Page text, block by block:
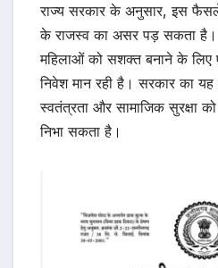
राज्य सरकार के अनुसार, इस
के राजस्व का असर पड़ सकता है।
महिलाओं को सशक्त बनाने के लिए
निवेश मान रही है। सरकार का
स्वतंत्रता और सामाजिक सुरक्षा
निभा सकता है।